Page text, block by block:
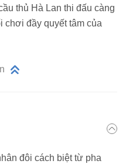
thủ Hà Lan thi đấu càng
đầy quyết tâm của
đôi cách biệt từ pha